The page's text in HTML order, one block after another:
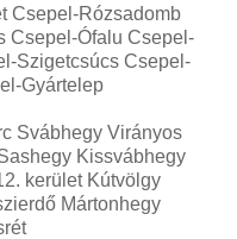
Csepel-Rózsadomb
Csepel-Ófalu Csepel-
Szigetcsúcs Csepel-
Gyártelep
Svábhegy Virányos
Kissvábhegy
kerület Kútvölgy
Mártonhegy